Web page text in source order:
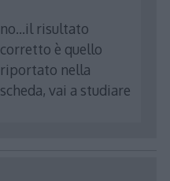
no…il risultato
corretto è quello
riportato nella
scheda, vai a studiare